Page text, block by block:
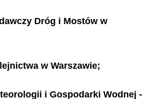
Dróg i Mostów w
w Warszawie;
i Gospodarki Wodnej -